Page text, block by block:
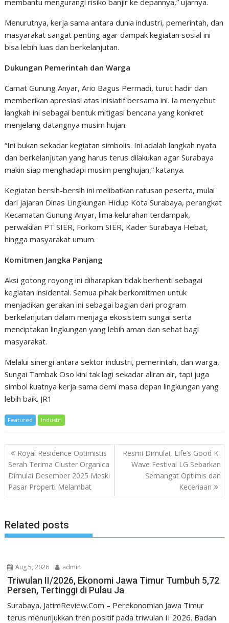
membantu mengurangi risiko banjir ke depannya,” ujarnya.
Menurutnya, kerja sama antara dunia industri, pemerintah, dan
masyarakat sangat penting agar dampak kegiatan sosial ini
bisa lebih luas dan berkelanjutan.
Dukungan Pemerintah dan Warga
Camat Gunung Anyar, Ario Bagus Permadi, turut hadir dan
memberikan apresiasi atas inisiatif bersama ini. Ia menyebut
langkah ini sebagai bentuk mitigasi bencana yang konkret
menjelang datangnya musim hujan.
“Ini bukan sekadar kegiatan simbolis. Ini adalah langkah nyata
dan berkelanjutan yang harus terus dilakukan agar Surabaya
makin siap menghadapi musim penghujan,” katanya.
Kegiatan bersih-bersih ini melibatkan ratusan peserta, mulai
dari jajaran Dinas Lingkungan Hidup Kota Surabaya, perangkat
Kecamatan Gunung Anyar, lima kelurahan terdampak,
perwakilan PT SIER, Forkom SIER, Kader Surabaya Hebat,
hingga masyarakat umum.
Komitmen Jangka Panjang
Aksi gotong royong ini diharapkan tidak berhenti sebagai
kegiatan insidental. Semua pihak berkomitmen untuk
menjadikan gerakan ini sebagai bagian dari program
berkelanjutan dalam menjaga ekosistem sungai serta
menciptakan lingkungan yang lebih aman dan sehat bagi
masyarakat.
Melalui sinergi antara sektor industri, pemerintah, dan warga,
Sungai Tambak Oso kini tak lagi sekadar aliran air, tapi juga
simbol kuatnya kerja sama demi masa depan lingkungan yang
lebih baik. JR1
Featured Industri
Post
navigation
Royal Residence Optimistis
Serah Terima Cluster Organica
Dimulai Desember 2025 Meski
Pasar Properti Melambat
Resmi Dimulai, Life’s Good K-
Wave Festival LG Sebarkan
Semangat Optimis dan
Keceriaan
Related posts
Aug 5, 2026 admin
Triwulan II/2026, Ekonomi Jawa Timur Tumbuh 5,72
Persen, Tertinggi di Pulau Ja
Surabaya, JatimReview.Com – Perekonomian Jawa Timur
terus menunjukkan tren positif pada triwulan II 2026. Badan